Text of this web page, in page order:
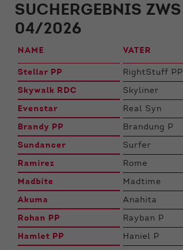
SUCHERGEBNIS ZWS
04/2026
NAME VATER
Stellar PP RightStuff PP
Skywalk RDC Skyliner
Evenstar Real Syn
Brandy PP Brandung P
Sundancer Surfer
Ramirez Rome
Madbite Madtime
Akuma Anahita
Rohan PP Rayban P
Hamlet PP Haniel P